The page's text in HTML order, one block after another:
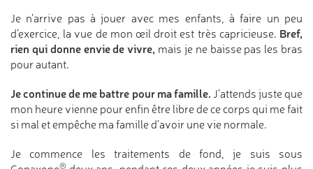
Je n’arrive pas à jouer avec mes enfants, à faire un peu
d’exercice, la vue de mon œil droit est très capricieuse. Bref,
rien qui donne envie de vivre, mais je ne baisse pas les bras
pour autant.
Je continue de me battre pour ma famille. J’attends juste que
mon heure vienne pour enfin être libre de ce corps qui me fait
si mal et empêche ma famille d’avoir une vie normale.
Je commence les traitements de fond, je suis sous
®